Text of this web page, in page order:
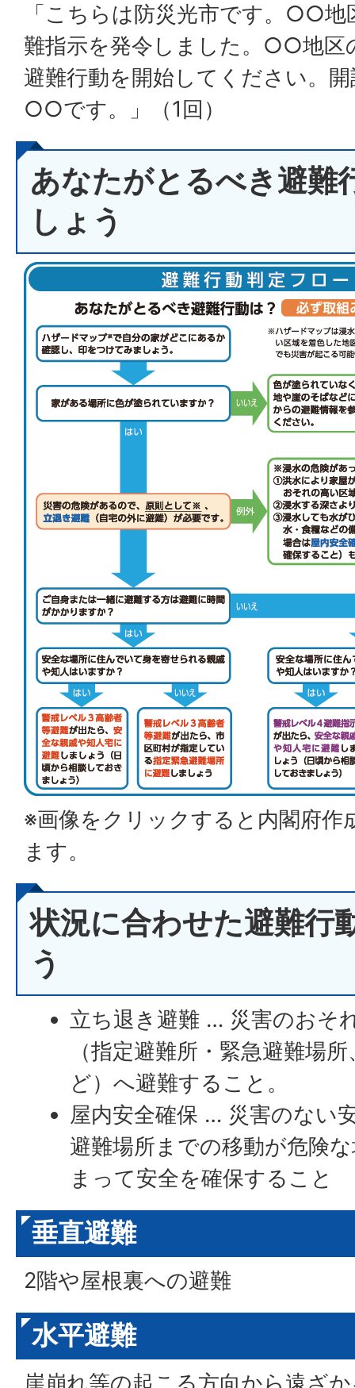
「こちらは防災光市です。○○地
難指示を発令しました。○○地区
避難行動を開始してください。
○○です。」（1回）
あなたがとるべき避難
しょう
※画像をクリックすると内閣府作
ます。
状況に合わせた避難行
う
立ち退き避難 … 災害のおそ
（指定避難所・緊急避難場
ど）へ避難すること。
屋内安全確保 … 災害のない
避難場所までの移動が危険
まって安全を確保すること
垂直避難
2階や屋根裏への避難
水平避難